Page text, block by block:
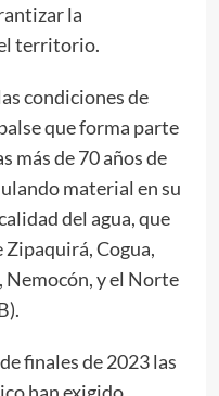
la
territorio.
condiciones de
que forma parte
más de 70 años de
material en su
del agua, que
Zipaquirá, Cogua,
Nemocón, y el Norte
finales de 2023 las